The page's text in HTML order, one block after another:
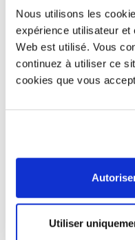
Nous utilisons les
expérience utilisateur et
Web est utilisé. Vous
continuez à utiliser ce
cookies que vous
Utiliser